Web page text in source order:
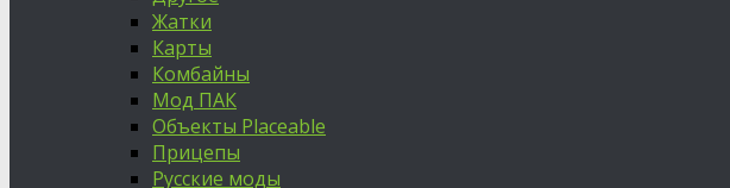
Жатки
Карты
Комбайны
Мод ПАК
Объекты Placeable
Прицепы
Русские моды